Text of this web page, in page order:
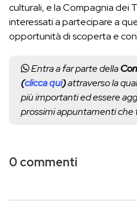
culturali, e la Compagnia dei
interessati a partecipare a
opportunità di scoperta e
Entra a far parte della
(clicca qui)attraverso la
più importanti ed essere
prossimi appuntamenti che
0 commenti